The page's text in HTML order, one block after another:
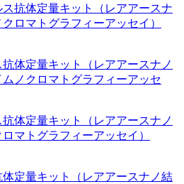
抗体定量キット（レアアースナ
ロマトグラフィーアッセイ）
体定量キット（レアアースナノ
ノクロマトグラフィーアッセ
体定量キット（レアアースナノ
マトグラフィーアッセイ）
定量キット（レアアースナノ結